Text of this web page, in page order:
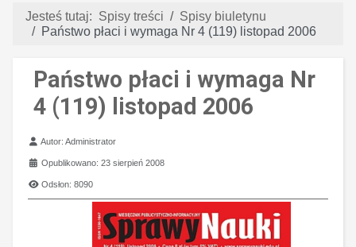
Jesteś tutaj: Spisy treści
Spisy biuletynu
Państwo płaci i wymaga Nr 4 (119) listopad 2006
Państwo płaci i wymaga Nr
4 (119) listopad 2006
Szczegóły
Autor:Administrator
Opublikowano: 23 sierpień 2008
Odsłon: 8090